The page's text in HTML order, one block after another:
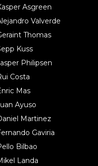
Asgreen
Valverde
Thomas
Kuss
Philipsen
Costa
Mas
Ayuso
Martinez
Gaviria
Bilbao
Landa